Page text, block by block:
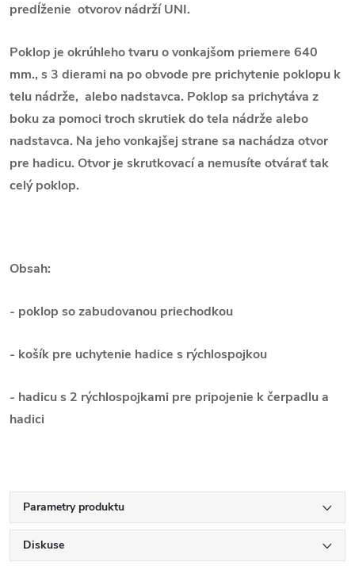
predĺženie otvorov nádrží UNI.
Poklop je okrúhleho tvaru o vonkajšom priemere 640
mm., s 3 dierami na po obvode pre prichytenie poklopu k
telu nádrže, alebo nadstavca. Poklop sa prichytáva z
boku za pomoci troch skrutiek do tela nádrže alebo
nadstavca. Na jeho vonkajšej strane sa nachádza otvor
pre hadicu. Otvor je skrutkovací a nemusíte otvárať tak
celý poklop.
Obsah:
- poklop so zabudovanou priechodkou
- košík pre uchytenie hadice s rýchlospojkou
- hadicu s 2 rýchlospojkami pre pripojenie k čerpadlu a
hadici
Parametry produktu
Diskuse